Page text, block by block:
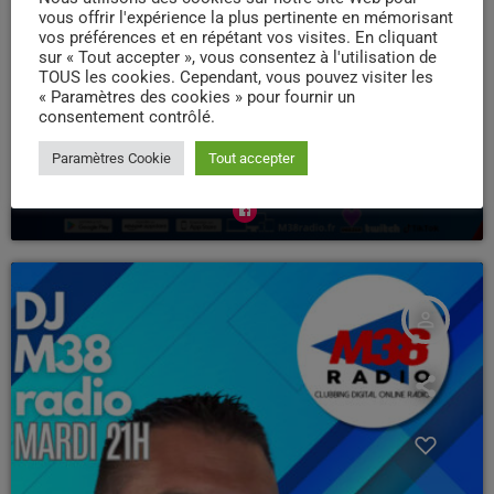
Cyril Toma
person_outline
vous offrir l'expérience la plus pertinente en mémorisant
vos préférences et en répétant vos visites. En cliquant
sur « Tout accepter », vous consentez à l'utilisation de
TOUS les cookies. Cependant, vous pouvez visiter les
« Paramètres des cookies » pour fournir un
consentement contrôlé.
Paramètres Cookie Tout accepter